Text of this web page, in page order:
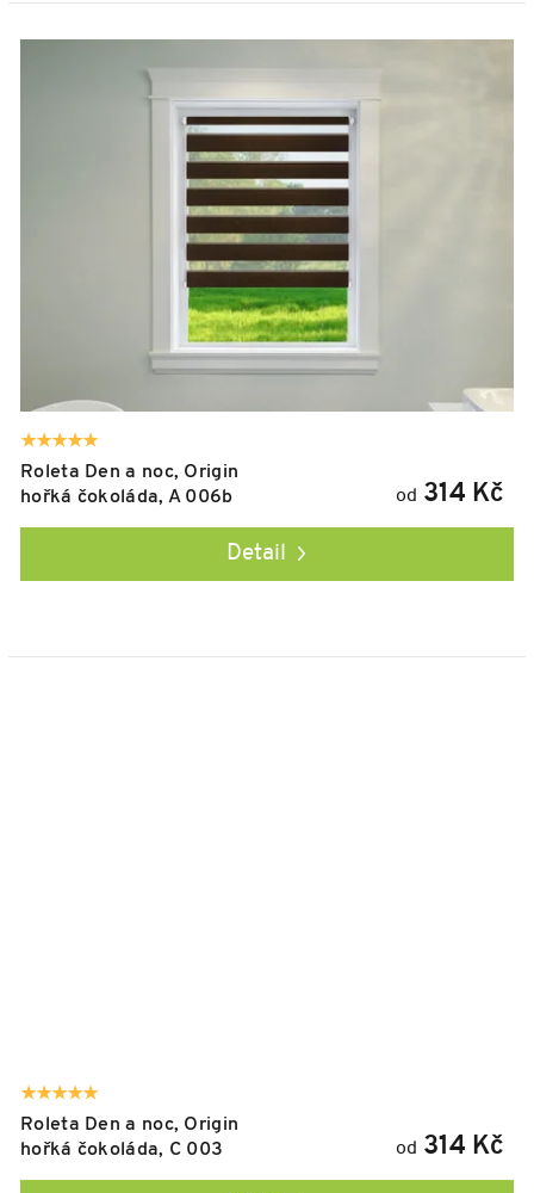
Roleta Den a noc, Origin
hořká čokoláda, A 006b
od 314 Kč
Detail
Roleta Den a noc, Origin
hořká čokoláda, C 003
od 314 Kč